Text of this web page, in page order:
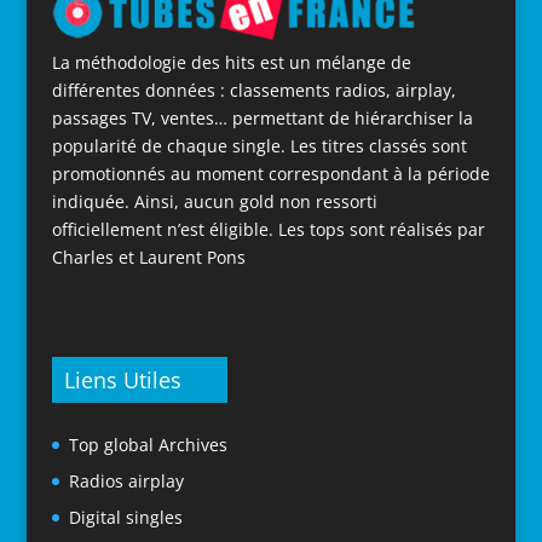
La méthodologie des hits est un mélange de
différentes données : classements radios, airplay,
passages TV, ventes… permettant de hiérarchiser la
popularité de chaque single. Les titres classés sont
promotionnés au moment correspondant à la période
indiquée. Ainsi, aucun gold non ressorti
officiellement n’est éligible. Les tops sont réalisés par
Charles et Laurent Pons
Liens Utiles
Top global Archives
Radios airplay
Digital singles